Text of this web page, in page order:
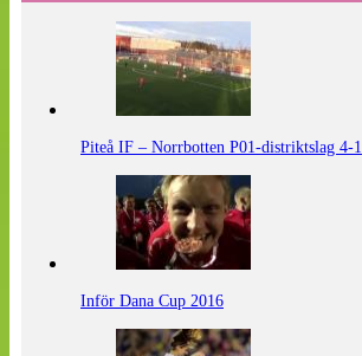
Piteå IF – Norrbotten P01-distriktslag 4-1
Inför Dana Cup 2016